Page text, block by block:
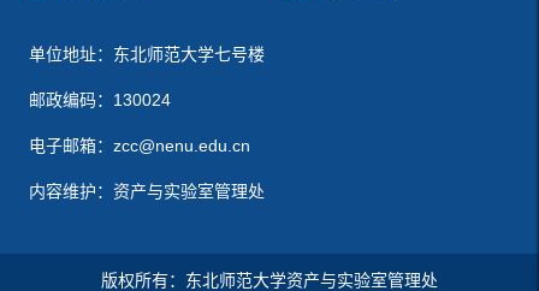
单位地址：东北师范大学七号楼
邮政编码：130024
电子邮箱：zcc@nenu.edu.cn
内容维护：资产与实验室管理处
版权所有：东北师范大学资产与实验室管理处